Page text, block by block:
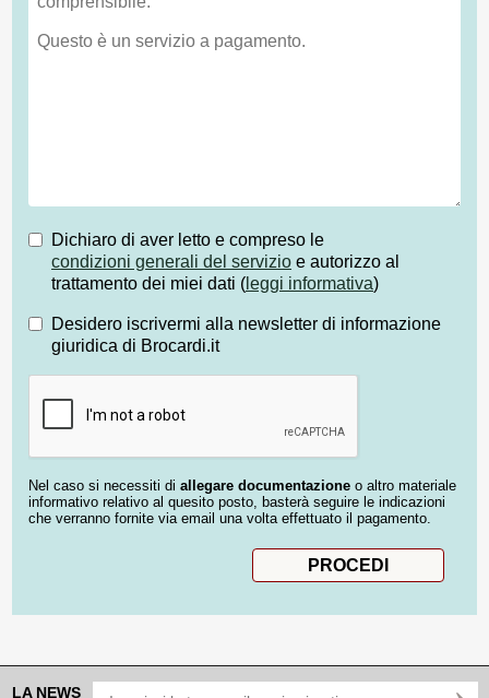
Dichiaro di aver letto e compreso le
condizioni generali del servizio e autorizzo al
trattamento dei miei dati ( leggi informativa)
Desidero iscrivermi alla newsletter di informazione
giuridica di Brocardi.it
Nel caso si necessiti di allegare documentazione o altro materiale
informativo relativo al quesito posto, basterà seguire le indicazioni
che verranno fornite via email una volta effettuato il pagamento.
LA NEWS